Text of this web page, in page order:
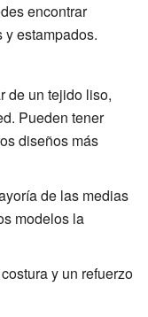
encontrar
y estampados.
de un tejido liso,
Pueden tener
diseños más
de las medias
modelos la
y un refuerzo